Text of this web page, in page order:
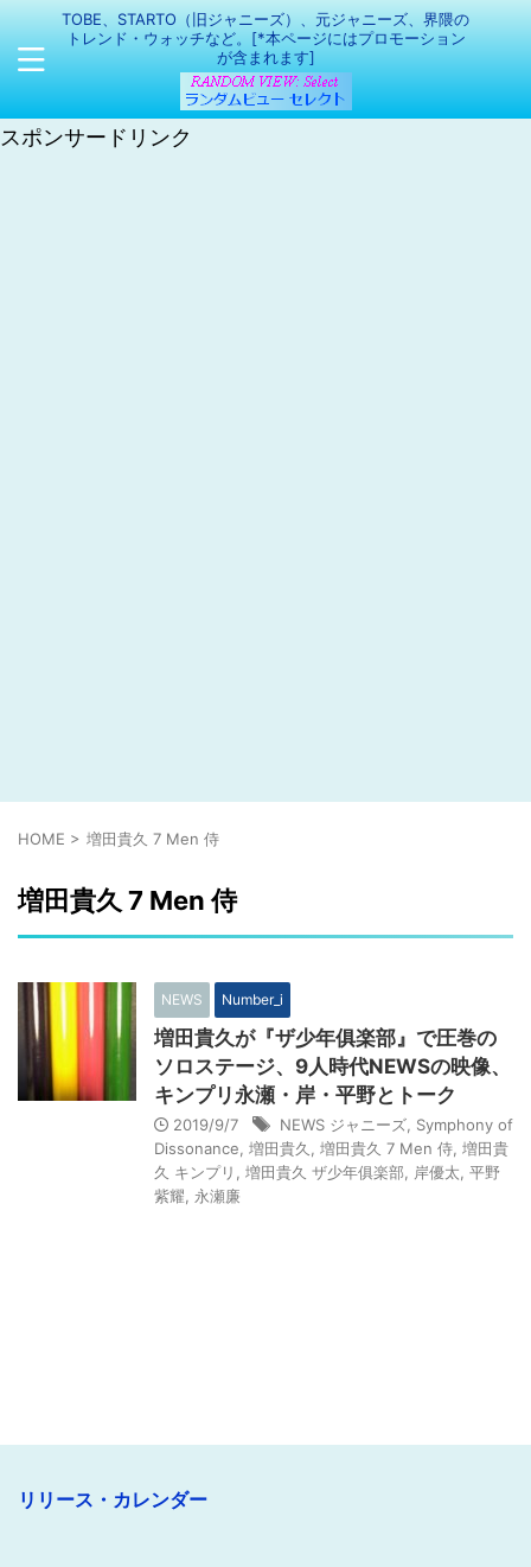
TOBE、STARTO（旧ジャニーズ）、元ジャニーズ、界隈の
トレンド・ウォッチなど。[*本ページにはプロモーション
が含まれます]
スポンサードリンク
HOME > 増田貴久 7 Men 侍
増田貴久 7 Men 侍
NEWS Number_i
増田貴久が『ザ少年俱楽部』で圧巻の
ソロステージ、9人時代NEWSの映像、
キンプリ永瀬・岸・平野とトーク
2019/9/7 NEWS ジャニーズ Symphony of
Dissonance 増田貴久 増田貴久 7 Men 侍 増田貴
久 キンプリ
増田貴久 ザ少年俱楽部 岸優太 平野
紫耀
永瀬廉
リリース・カレンダー